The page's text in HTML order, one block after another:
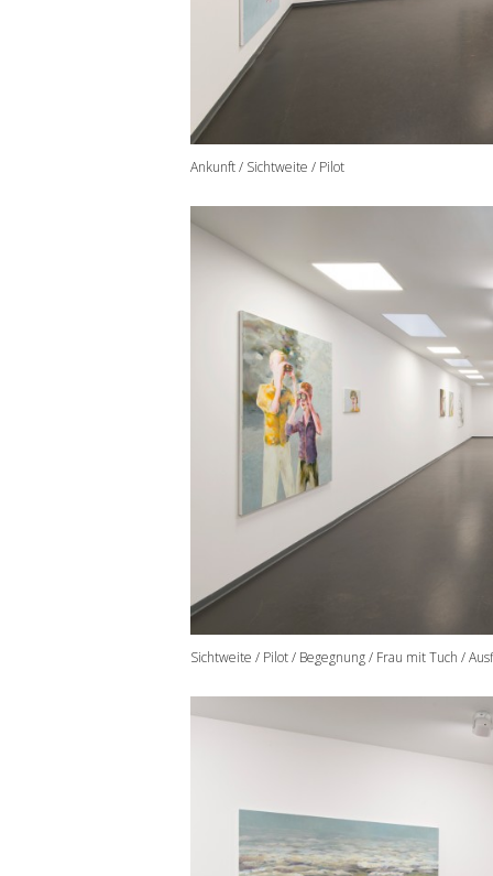
Ankunft / Sichtweite / Pilot
Sichtweite / Pilot / Begegnung / Frau mit Tuch /